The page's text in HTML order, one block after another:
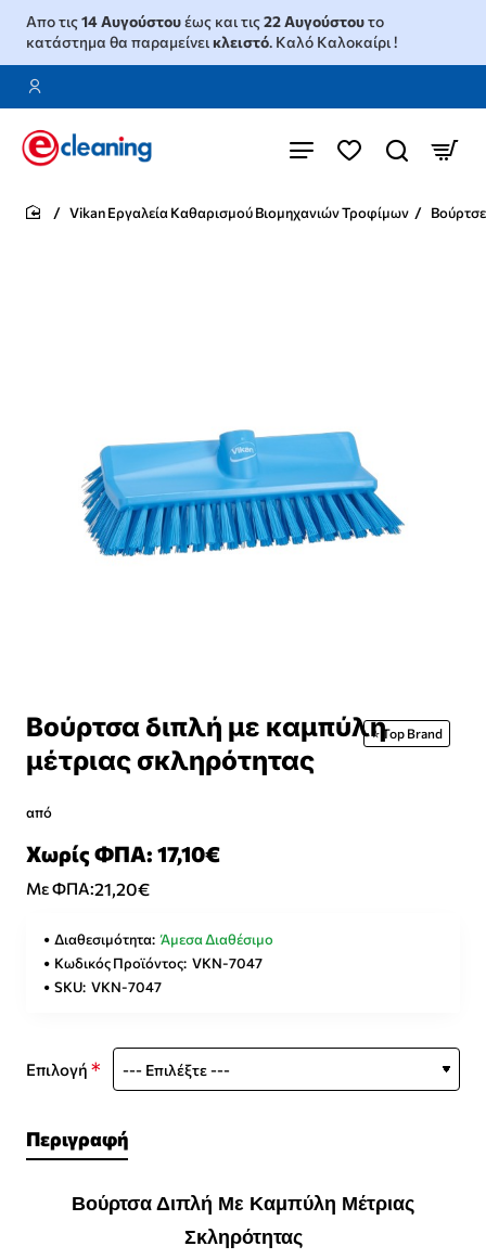
Απο τις14 Αυγούστουέως και τις22 Αυγούστουτο
κατάστημα θα παραμείνεικλειστό. Καλό Καλοκαίρι !
Vikan Εργαλεία Καθαρισμού Βιομηχανιών Τροφίμων
⭐️ Top Brand
Βούρτσα διπλή με καμπύλη
μέτριας σκληρότητας
από
Με ΦΠΑ:21,20€
Χωρίς ΦΠΑ: 17,10€
Διαθεσιμότητα: Άμεσα Διαθέσιμο
Κωδικός Προϊόντος: VKN-7047
SKU: VKN-7047
Επιλογή
Περιγραφή
Βούρτσα Διπλή Με Καμπύλη Μέτριας
Σκληρότητας